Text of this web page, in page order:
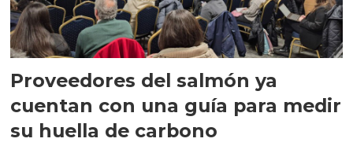
Proveedores del salmón ya
cuentan con una guía para medir
su huella de carbono